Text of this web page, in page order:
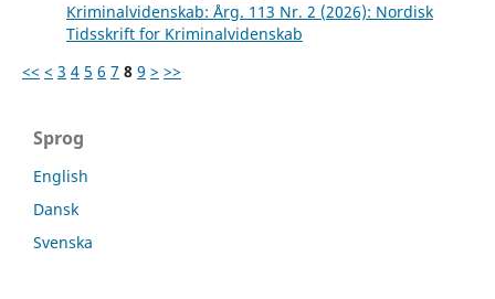
Kriminalvidenskab: Årg. 113 Nr. 2 (2026): Nordisk
Tidsskrift for Kriminalvidenskab
<< < 3 4 5 6 7 8 9 > >>
Sprog
English
Dansk
Svenska